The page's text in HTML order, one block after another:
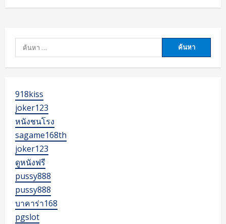
ค้นหา
สำหรับ:
918kiss
joker123
หนังชนโรง
sagame168th
joker123
ดูหนังฟรี
pussy888
pussy888
บาคาร่า168
pgslot